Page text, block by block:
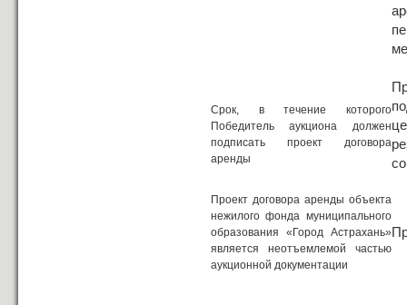
Срок, в течение которого
Победитель аукциона должен
подписать проект договора
аренды
Проект договора аренды объекта
нежилого фонда муниципального
образования «Город Астрахань»
является неотъемлемой частью
аукционной документации